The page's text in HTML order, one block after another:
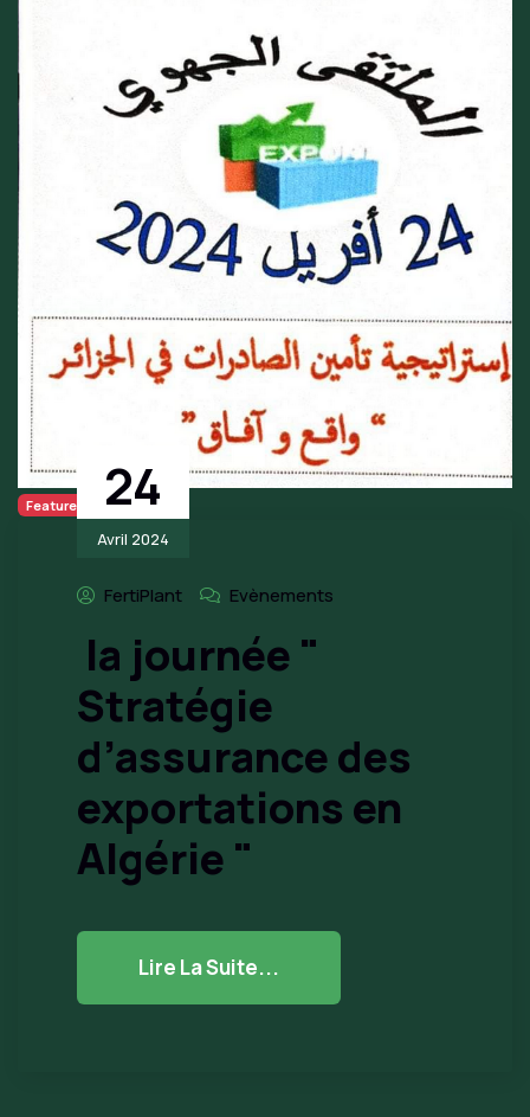
Featured
la journée "
Stratégie
d’assurance des
exportations en
Algérie "
FertiPlant Evènements
24
Avril 2024
Lire La Suite...